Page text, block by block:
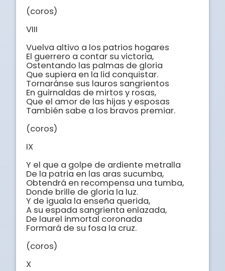
(coros)
VIII
Vuelva altivo a los patrios hogares
El guerrero a contar su victoria,
Ostentando las palmas de gloria
Que supiera en la lid conquistar.
Tornaránse sus lauros sangrientos
En guirnaldas de mirtos y rosas,
Que el amor de las hijas y esposas
También sabe a los bravos premiar.
(coros)
IX
Y el que a golpe de ardiente metralla
De la patria en las aras sucumba,
Obtendrá en recompensa una tumba,
Donde brille de gloria la luz.
Y de iguala la enseña querida,
A su espada sangrienta enlazada,
De laurel inmortal coronada
Formará de su fosa la cruz.
(coros)
X